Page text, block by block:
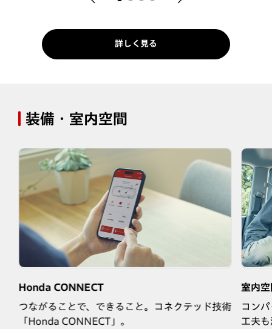
詳しく見る
装備・室内空間
Honda CONNECT
つながることで、できること。コネクテッド技術
「Honda CONNECT」。
室内
コン
工夫